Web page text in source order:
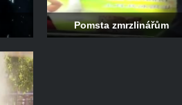
Pomsta zmrzlinářům